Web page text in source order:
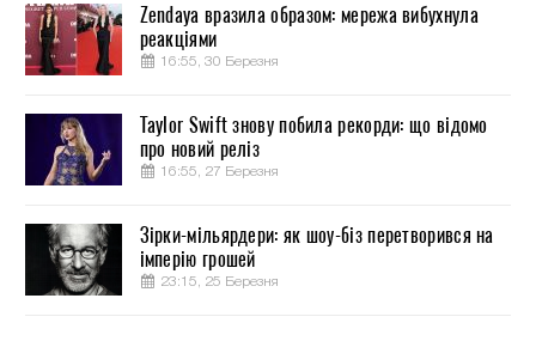
Zendaya вразила образом: мережа вибухнула
реакціями
16:55, 30 Березня
Taylor Swift знову побила рекорди: що відомо
про новий реліз
16:55, 27 Березня
Зірки-мільярдери: як шоу-біз перетворився на
імперію грошей
23:15, 25 Березня